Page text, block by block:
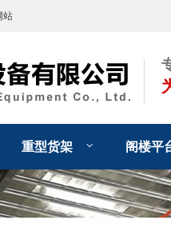
站
重型货架 阁楼平